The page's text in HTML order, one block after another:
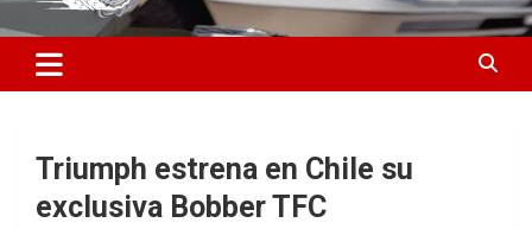
Tour Motor
Plataforma de contenido audiovisual para el sector automotriz
Triumph estrena en Chile su
exclusiva Bobber TFC